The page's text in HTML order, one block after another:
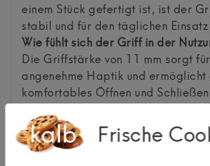
einem Stück gefertigt ist, ist der
stabil und für den täglichen
Wie fühlt sich der Griff in der
Die Griffstärke von 11 mm sorgt
angenehme Haptik und ermöglicht
komfortables Öffnen und
kombinierbar?
Nein, es handelt sich um eine
Frische